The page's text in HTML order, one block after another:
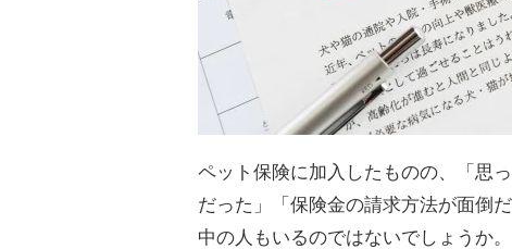
ペット保険に加入したものの、「思
だった」「保険金の請求方法が面倒
中の人もいるのではないでしょうか。